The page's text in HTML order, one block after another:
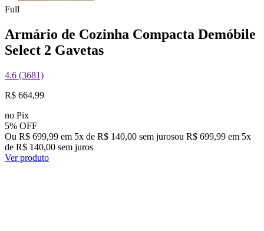
Full
Armário de Cozinha Compacta Demóbile
Select 2 Gavetas
4.6 (3681)
R$ 664,99
no Pix
5% OFF
Ou R$ 699,99 em 5x de R$ 140,00 sem jurosou R$ 699,99 em 5x
de R$ 140,00 sem juros
Ver produto